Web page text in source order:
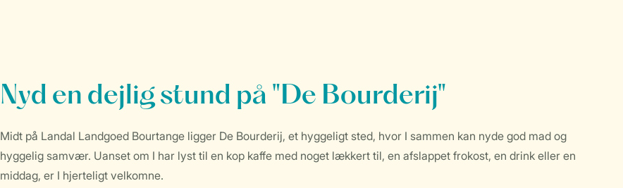
Nyd en dejlig stund på "De Bourderij"
Midt på Landal Landgoed Bourtange ligger De Bourderij, et hyggeligt sted, hvor I sammen kan nyde god mad og
hyggelig samvær. Uanset om I har lyst til en kop kaffe med noget lækkert til, en afslappet frokost, en drink eller en
middag, er I hjerteligt velkomne.